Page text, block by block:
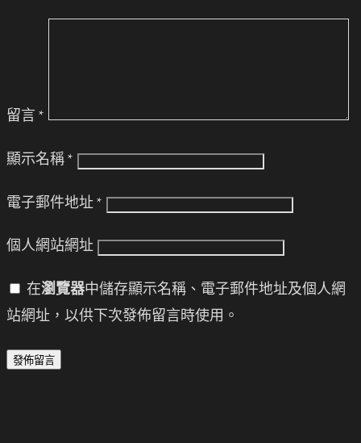
留言 *
顯示名稱 *
電子郵件地址 *
個人網站網址
在瀏覽器中儲存顯示名稱、電子郵件地址及個人網
站網址，以供下次發佈留言時使用。